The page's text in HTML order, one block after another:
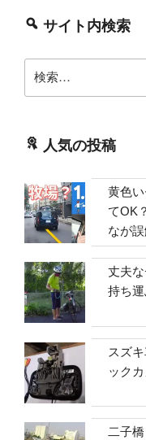
サイト内検索
索:
人気の投稿
黄色
てOK
なが
丈夫
持ち
スズ
ック
二子